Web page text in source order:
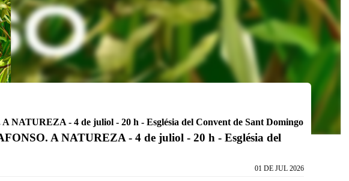
- 4 de juliol - 20 h - Església del Convent de Sant Domingo
A NATUREZA - 4 de juliol - 20 h - Església del
01 DE JUL 2026